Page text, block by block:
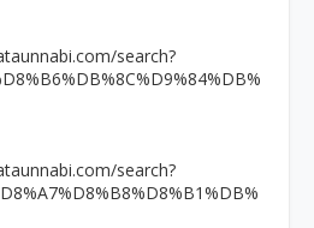
search?
search?